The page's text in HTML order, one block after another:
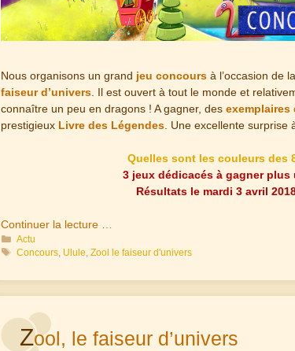
Nous organisons un grand jeu concours à l’occasion de
faiseur d’univers . Il est ouvert à tout le monde et
connaître un peu en dragons ! A gagner, des exemplaires
prestigieux Livre des Légendes . Une excellente surprise
Quelles sont les couleurs des
3 jeux dédicacés à gagner plus
Résultats le mardi 3 avril
Continuer la lecture …
Catégories
Actu
Étiquettes
Concours Ulule ,Zool le faiseur d'univers
Zool, le faiseur d’univers